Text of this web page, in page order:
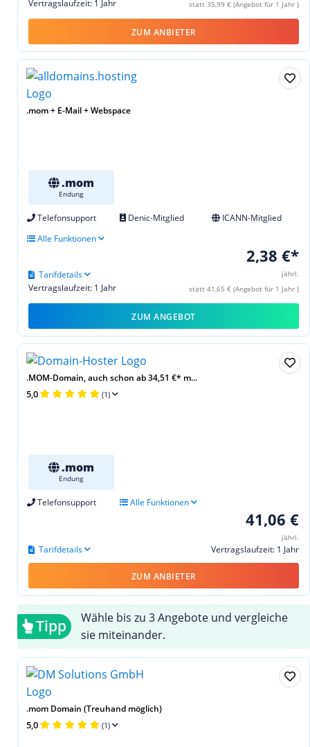
statt 35,99 € (Angebot für 1 Jahr )
Vertragslaufzeit: 1 Jahr
ZUM ANBIETER
.mom + E-Mail + Webspace
.mom
Endung
Telefonsupport Denic-Mitglied
ICANN-Mitglied
Alle Funktionen
2,38 €*
jährl.
statt 41,65 € (Angebot für 1 Jahr )
Vertragslaufzeit: 1 Jahr
Tarifdetails
ZUM ANGEBOT
.MOM-Domain, auch schon ab 34,51 €* m...
5,0 (1)
.mom
Endung
Telefonsupport Alle Funktionen
41,06 €
jährl.
Vertragslaufzeit: 1 Jahr
Tarifdetails
ZUM ANBIETER
Tipp
Wähle bis zu 3 Angebote und vergleiche
sie miteinander.
.mom Domain (Treuhand möglich)
5,0 (1)